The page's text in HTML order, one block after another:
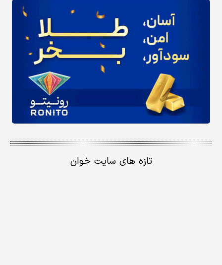
تازه های سایت خوان